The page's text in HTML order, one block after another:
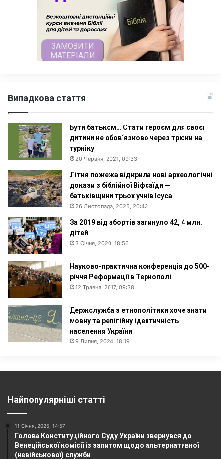
Випадкова стаття
Бути батьком… Стати героєм для своєї
дитини не обов‘язково через трюки на
турніку
20 Червня, 2021, 09:33
Літня пожежа відкрила нові археологічні
докази з біблійної Віфсаїди —
батьківщини трьох учнів Ісуса
26 Листопада, 2025, 20:43
За 2019 від абортів загинуло 42, 4 млн.
дітей
3 Січня, 2020, 18:56
Науково-практична конференція до 500-
річчя Реформації в Тернополі
12 Травня, 2017, 09:38
Держслужба з етнополітики хоче знати
мовну та релігійну ідентичність
населення України
9 Липня, 2024, 18:19
Найпопулярніші статті
11 Січня, 2025, 14:57
Голова Конституційного Суду України звернувся до
Венеційської комісії із запитом щодо альтернативної
(невійськової) служби